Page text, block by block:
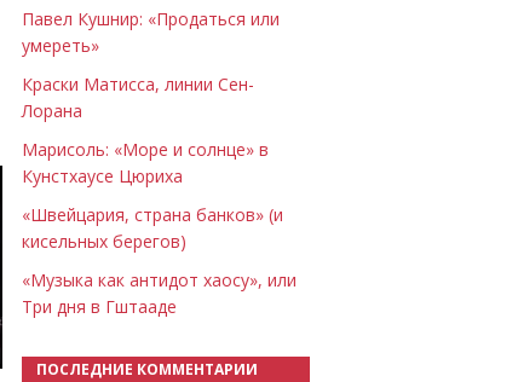
Павел Кушнир: «Продаться или
умереть»
Краски Матисса, линии Сен-
Лорана
Марисоль: «Море и солнце» в
Кунстхаусе Цюриха
«Швейцария, страна банков» (и
кисельных берегов)
«Музыка как антидот хаосу», или
Три дня в Гштааде
ПОСЛЕДНИЕ КОММЕНТАРИИ